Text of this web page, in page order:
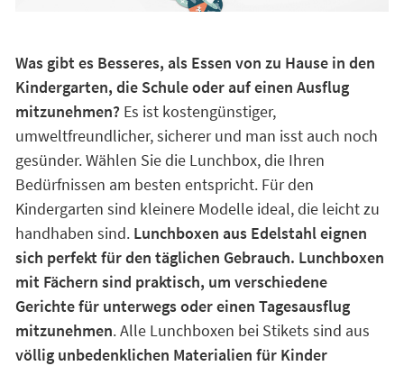
Was gibt es Besseres, als Essen von zu Hause in den
Kindergarten, die Schule oder auf einen Ausflug
mitzunehmen? Es ist kostengünstiger,
umweltfreundlicher, sicherer und man isst auch noch
gesünder. Wählen Sie die Lunchbox, die Ihren
Bedürfnissen am besten entspricht. Für den
Kindergarten sind kleinere Modelle ideal, die leicht zu
handhaben sind.Lunchboxen aus Edelstahl eignen
sich perfekt für den täglichen Gebrauch. Lunchboxen
mit Fächern sind praktisch, um verschiedene
Gerichte für unterwegs oder einen Tagesausflug
mitzunehmen. Alle Lunchboxen bei Stikets sind aus
völlig unbedenklichen Materialien für Kinder